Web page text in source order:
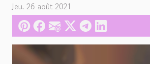
Jeu. 26 août 2021